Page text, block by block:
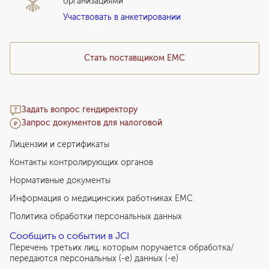
Подарочный сертификат EMC
Медицинский туризм
Стать поставщиком ЕМС
Задать вопрос гендиректору
Запрос документов для налоговой
Участвовать в анкетировании
Лицензии и сертификаты
Контакты контролирующих органов
Нормативные документы
Информация о медицинских работниках EMC
Политика обработки персональных данных
Сообщить о событии в JCI
Перечень третьих лиц, которым поручается обработка/
передаются персональных (-е) данных (-е)